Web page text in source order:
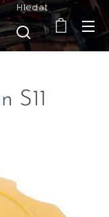
Hledat
S11